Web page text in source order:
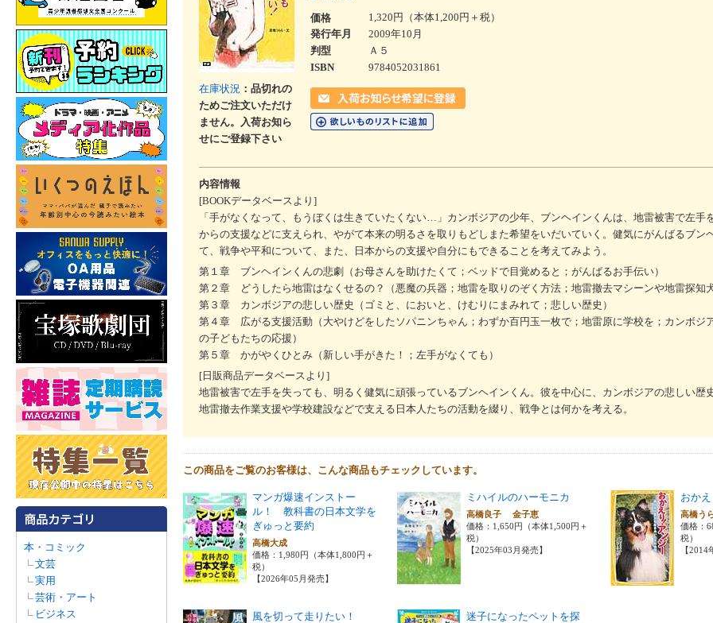
本・コミック
文芸
実用
芸術・アート
ビジネス
在庫状況 ：品切れの
ためご注文いただけ
ません。入荷お知ら
せにご登録下さい
価格
1,320円（本体1,200円＋税）
発行年月
2009年10月
判型
Ａ５
ISBN
9784052031861
内容情報
[BOOKデータベースより]
「手がなくなって、もうぼくは生きていたくない…」カンボジアの少年、ブンヘインくんは、地雷被害で左手
からの支援などに支えられ、やがて本来の明るさを取りもどしまた希望をいだいていく。健気にがんばるブン
て、戦争や平和について、また、日本からの支援や自分にもできることを考えてみよう。
第１章 ブンヘインくんの悲劇（お母さんを助けたくて；ベッドで目覚めると；がんばるお手伝い）
第２章 どうしたら地雷はなくせるの？（悪魔の兵器；地雷を取りのぞく方法；地雷撤去マシーンや地雷探知犬
第３章 カンボジアの悲しい歴史（ゴミと、においと、けむりにまみれて；悲しい歴史）
第４章 広がる支援活動（大やけどをしたソパニンちゃん；わずか百円玉一枚で；地雷原に学校を；カンボジ
の子どもたちの応援）
第５章 かがやくひとみ（新しい手がきた！；左手がなくても）
[日販商品データベースより]
地雷被害で左手を失っても、明るく健気に頑張っているブンヘインくん。彼を中心に、カンボジアの悲しい歴
地雷撤去作業支援や学校建設などで支える日本人たちの活動を綴り、戦争とは何かを考える。
この商品をご覧のお客様は、こんな商品もチェックしています。
マンガ爆速インストー
ル！ 教科書の日本文学を
ぎゅっと要約
高橋大成
価格：1,980円（本体1,800円＋
税）
【2026年05月発売】
ミハイルのハーモニカ
高橋良子 金子恵
価格：1,650円（本体1,500円＋
税）
【2025年03月発売】
おか
高橋う
価格：
税）
【2014
風を切って走りたい！
迷子になったペットを探